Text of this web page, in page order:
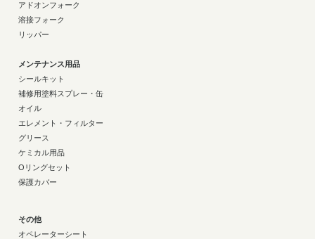
アドオンフォーク
溶接フォーク
リッパー
メンテナンス用品
シールキット
補修用塗料スプレー・缶
オイル
エレメント・フィルター
グリース
ケミカル用品
Oリングセット
保護カバー
その他
オペレーターシート